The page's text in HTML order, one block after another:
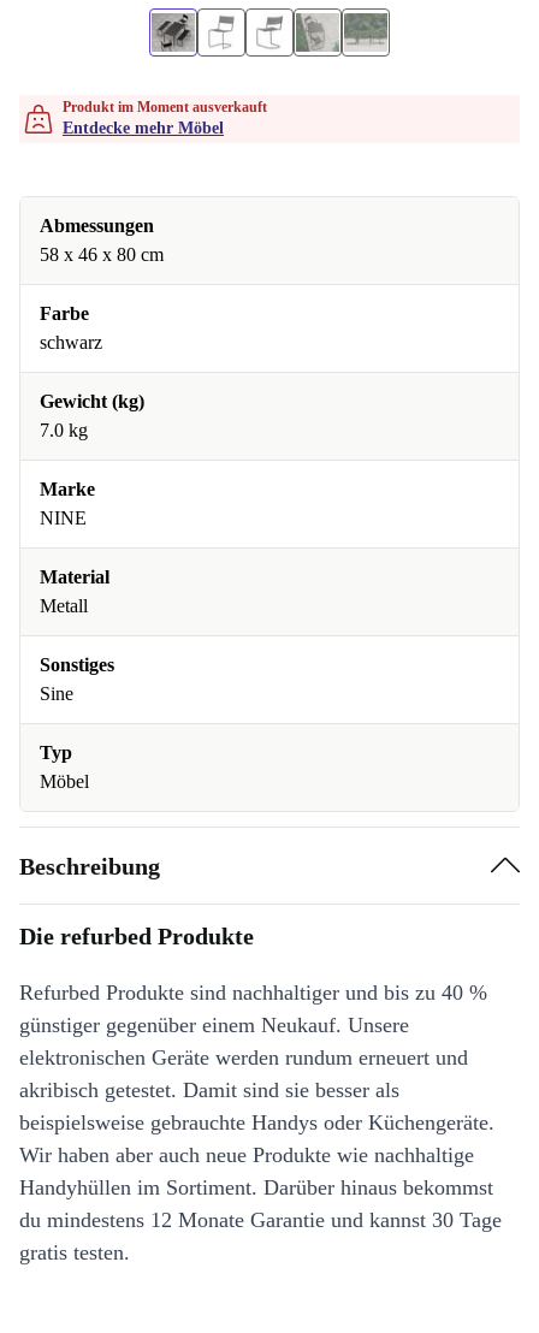
Produkt im Moment ausverkauft
Entdecke mehr Möbel
Abmessungen
58 x 46 x 80 cm
Farbe
schwarz
Gewicht (kg)
7.0 kg
Marke
NINE
Material
Metall
Sonstiges
Sine
Typ
Möbel
Beschreibung
Die refurbed Produkte
Refurbed Produkte sind nachhaltiger und bis zu 40 %
günstiger gegenüber einem Neukauf. Unsere
elektronischen Geräte werden rundum erneuert und
akribisch getestet. Damit sind sie besser als
beispielsweise gebrauchte Handys oder Küchengeräte.
Wir haben aber auch neue Produkte wie nachhaltige
Handyhüllen im Sortiment. Darüber hinaus bekommst
du mindestens 12 Monate Garantie und kannst 30 Tage
gratis testen.